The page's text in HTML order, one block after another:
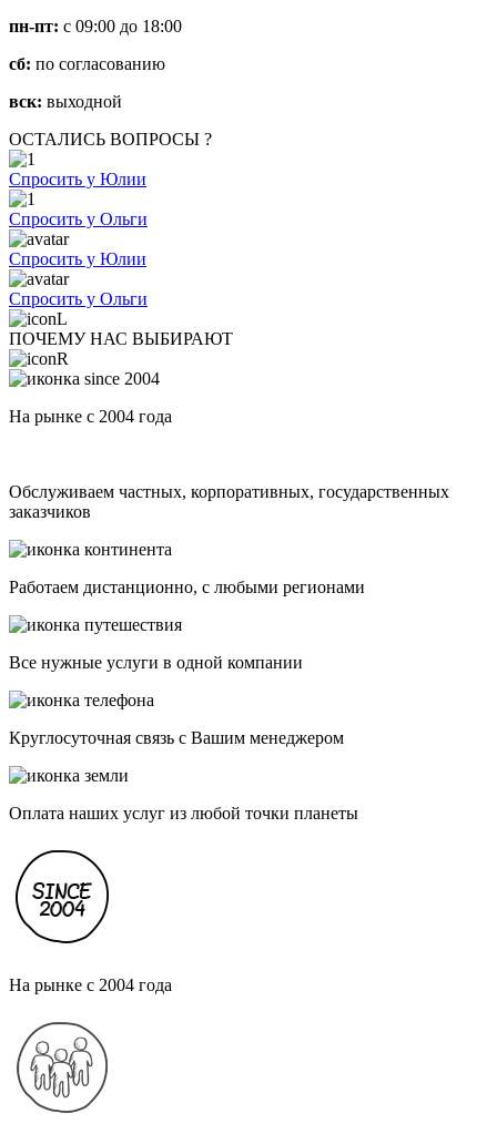
пн-пт: с 09:00 до 18:00
сб: по согласованию
вск: выходной
ОСТАЛИСЬ ВОПРОСЫ ?
Спросить у Юлии
Спросить у Ольги
Спросить у Юлии
Спросить у Ольги
ПОЧЕМУ НАС ВЫБИРАЮТ
На рынке с 2004 года
Обслуживаем частных, корпоративных, государственных
заказчиков
Работаем дистанционно, с любыми регионами
Все нужные услуги в одной компании
Круглосуточная связь с Вашим менеджером
Оплата наших услуг из любой точки планеты
На рынке с 2004 года